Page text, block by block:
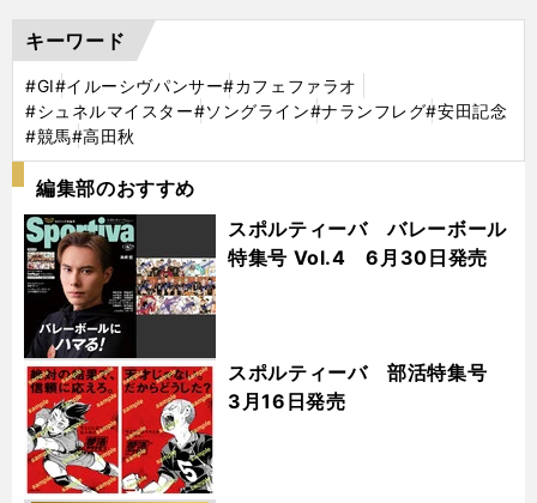
キーワード
#GⅠ#イルーシヴパンサー#カフェファラオ
#シュネルマイスター#ソングライン#ナランフレグ#安田記念
#競馬#高田秋
編集部のおすすめ
スポルティーバ バレーボール
特集号 Vol.4 6月30日発売
スポルティーバ 部活特集号
3月16日発売